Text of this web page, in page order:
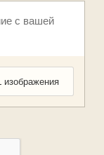
с вашей
изображения